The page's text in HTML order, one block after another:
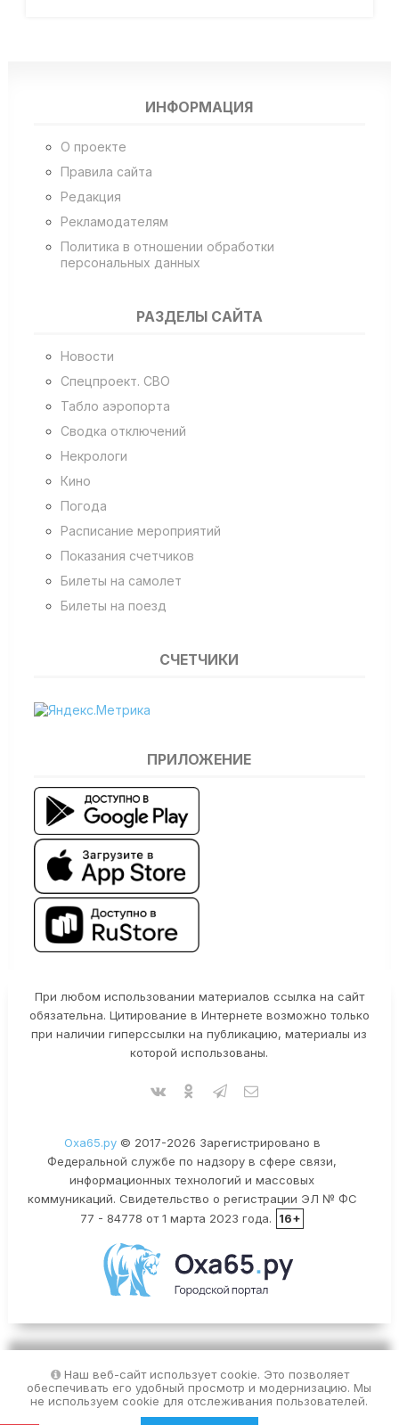
ИНФОРМАЦИЯ
О проекте
Правила сайта
Редакция
Рекламодателям
Политика в отношении обработки
персональных данных
РАЗДЕЛЫ САЙТА
Новости
Спецпроект. СВО
Табло аэропорта
Сводка отключений
Некрологи
Кино
Погода
Расписание мероприятий
Показания счетчиков
Билеты на самолет
Билеты на поезд
СЧЕТЧИКИ
ПРИЛОЖЕНИЕ
При любом использовании материалов ссылка на сайт
обязательна. Цитирование в Интернете возможно только
при наличии гиперссылки на публикацию, материалы из
которой использованы.
Оха65.ру© 2017-2026 Зарегистрировано в
Федеральной службе по надзору в сфере связи,
информационных технологий и массовых
коммуникаций. Свидетельство о регистрации ЭЛ № ФС
77 - 84778 от 1 марта 2023 года.
16+
Наш веб-сайт использует cookie. Это позволяет
обеспечивать его удобный просмотр и модернизацию. Мы
не используем cookie для отслеживания пользователей.